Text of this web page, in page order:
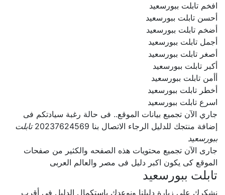
افخم تابلت ببورسعيد
أحسن تابلت ببورسعيد
أضخم تابلت ببورسعيد
أجمل تابلت ببورسعيد
أصغر تابلت ببورسعيد
أكبر تابلت ببورسعيد
أأمن تابلت ببورسعيد
أخطر تابلت ببورسعيد
اسرع تابلت ببورسعيد
جاري الآن تجميع بيانات الموقع.. فى حالة رغبة سيادتكم فى
إضافة منتجك للدليل الرجاء الاتصال بنا 20237624569
تابلت
ببورسعيد
جارى الآن تجميع محتويات هذه الصفحه والكثير من صفحات
الموقع كى يكون اكبر دليل فى مصر والعالم العربى
تابلت ببورسعيد
نشكرك على زيارة دليلنا ونوعدك بإستكمال الدليل فى أقرب